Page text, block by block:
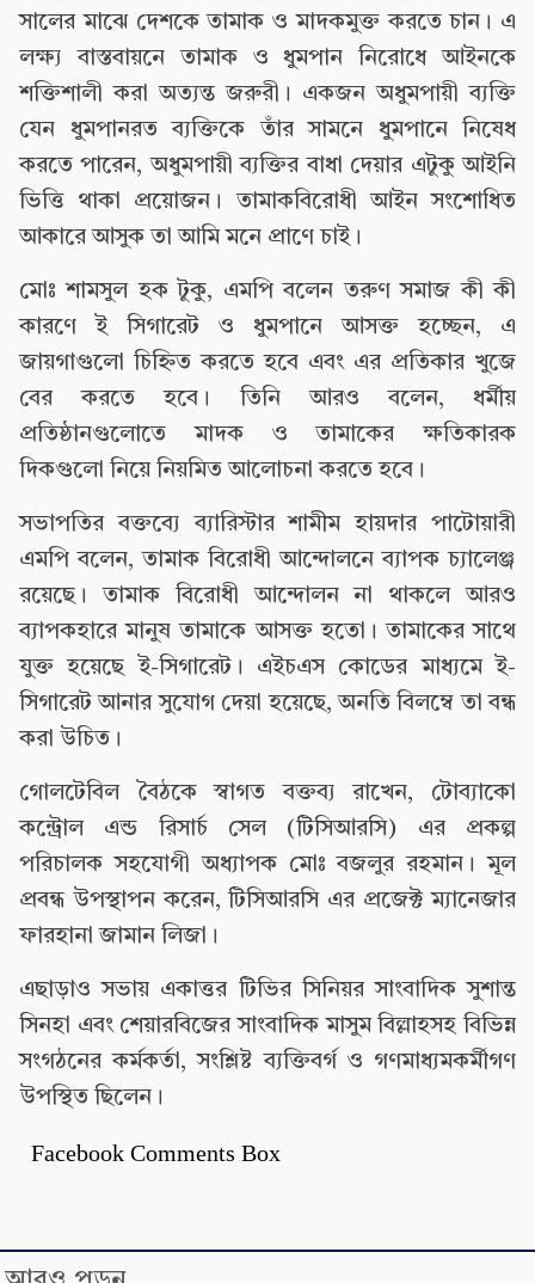
সালের মাঝে দেশকে তামাক ও মাদকমুক্ত করতে চান। এ
লক্ষ্য বাস্তবায়নে তামাক ও ধুমপান নিরোধে আইনকে
শক্তিশালী করা অত্যন্ত জরুরী। একজন অধুমপায়ী ব্যক্তি
যেন ধুমপানরত ব্যক্তিকে তাঁর সামনে ধুমপানে নিষেধ
করতে পারেন, অধুমপায়ী ব্যক্তির বাধা দেয়ার এটুকু আইনি
ভিত্তি থাকা প্রয়োজন। তামাকবিরোধী আইন সংশোধিত
আকারে আসুক তা আমি মনে প্রাণে চাই।
মোঃ শামসুল হক টুকু, এমপি বলেন তরুণ সমাজ কী কী
কারণে ই সিগারেট ও ধুমপানে আসক্ত হচ্ছেন, এ
জায়গাগুলো চিহ্নিত করতে হবে এবং এর প্রতিকার খুজে
বের করতে হবে। তিনি আরও বলেন, ধর্মীয়
প্রতিষ্ঠানগুলোতে মাদক ও তামাকের ক্ষতিকারক
দিকগুলো নিয়ে নিয়মিত আলোচনা করতে হবে।
সভাপতির বক্তব্যে ব্যারিস্টার শামীম হায়দার পাটোয়ারী
এমপি বলেন, তামাক বিরোধী আন্দোলনে ব্যাপক চ্যালেঞ্জ
রয়েছে। তামাক বিরোধী আন্দোলন না থাকলে আরও
ব্যাপকহারে মানুষ তামাকে আসক্ত হতো। তামাকের সাথে
যুক্ত হয়েছে ই-সিগারেট। এইচএস কোডের মাধ্যমে ই-
সিগারেট আনার সুযোগ দেয়া হয়েছে, অনতি বিলম্বে তা বন্ধ
করা উচিত।
গোলটেবিল বৈঠকে স্বাগত বক্তব্য রাখেন, টোব্যাকো
কন্ট্রোল এন্ড রিসার্চ সেল (টিসিআরসি) এর প্রকল্প
পরিচালক সহযোগী অধ্যাপক মোঃ বজলুর রহমান। মূল
প্রবন্ধ উপস্থাপন করেন, টিসিআরসি এর প্রজেক্ট ম্যানেজার
ফারহানা জামান লিজা।
এছাড়াও সভায় একাত্তর টিভির সিনিয়র সাংবাদিক সুশান্ত
সিনহা এবং শেয়ারবিজের সাংবাদিক মাসুম বিল্লাহসহ বিভিন্ন
সংগঠনের কর্মকর্তা, সংশ্লিষ্ট ব্যক্তিবর্গ ও গণমাধ্যমকর্মীগণ
উপস্থিত ছিলেন।
Facebook Comments Box